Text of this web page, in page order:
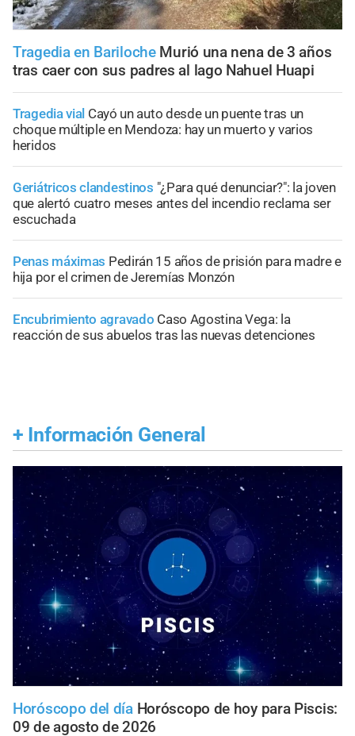
Tragedia en Bariloche Murió una nena de 3 años
tras caer con sus padres al lago Nahuel Huapi
Tragedia vial Cayó un auto desde un puente tras un
choque múltiple en Mendoza: hay un muerto y varios
heridos
Geriátricos clandestinos "¿Para qué denunciar?": la joven
que alertó cuatro meses antes del incendio reclama ser
escuchada
Penas máximas Pedirán 15 años de prisión para madre e
hija por el crimen de Jeremías Monzón
Encubrimiento agravado Caso Agostina Vega: la
reacción de sus abuelos tras las nuevas detenciones
+ Información General
Horóscopo del día Horóscopo de hoy para Piscis:
09 de agosto de 2026